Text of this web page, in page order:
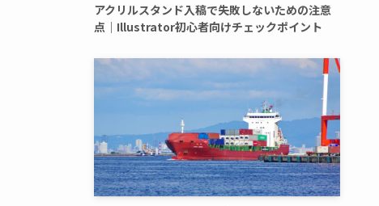
アクリルスタンド入稿で失敗しないための注意
点｜Illustrator初心者向けチェックポイント